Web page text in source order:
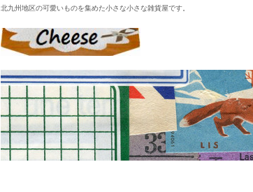
北九州地区の可愛いものを集めた小さな小さな雑貨屋です。